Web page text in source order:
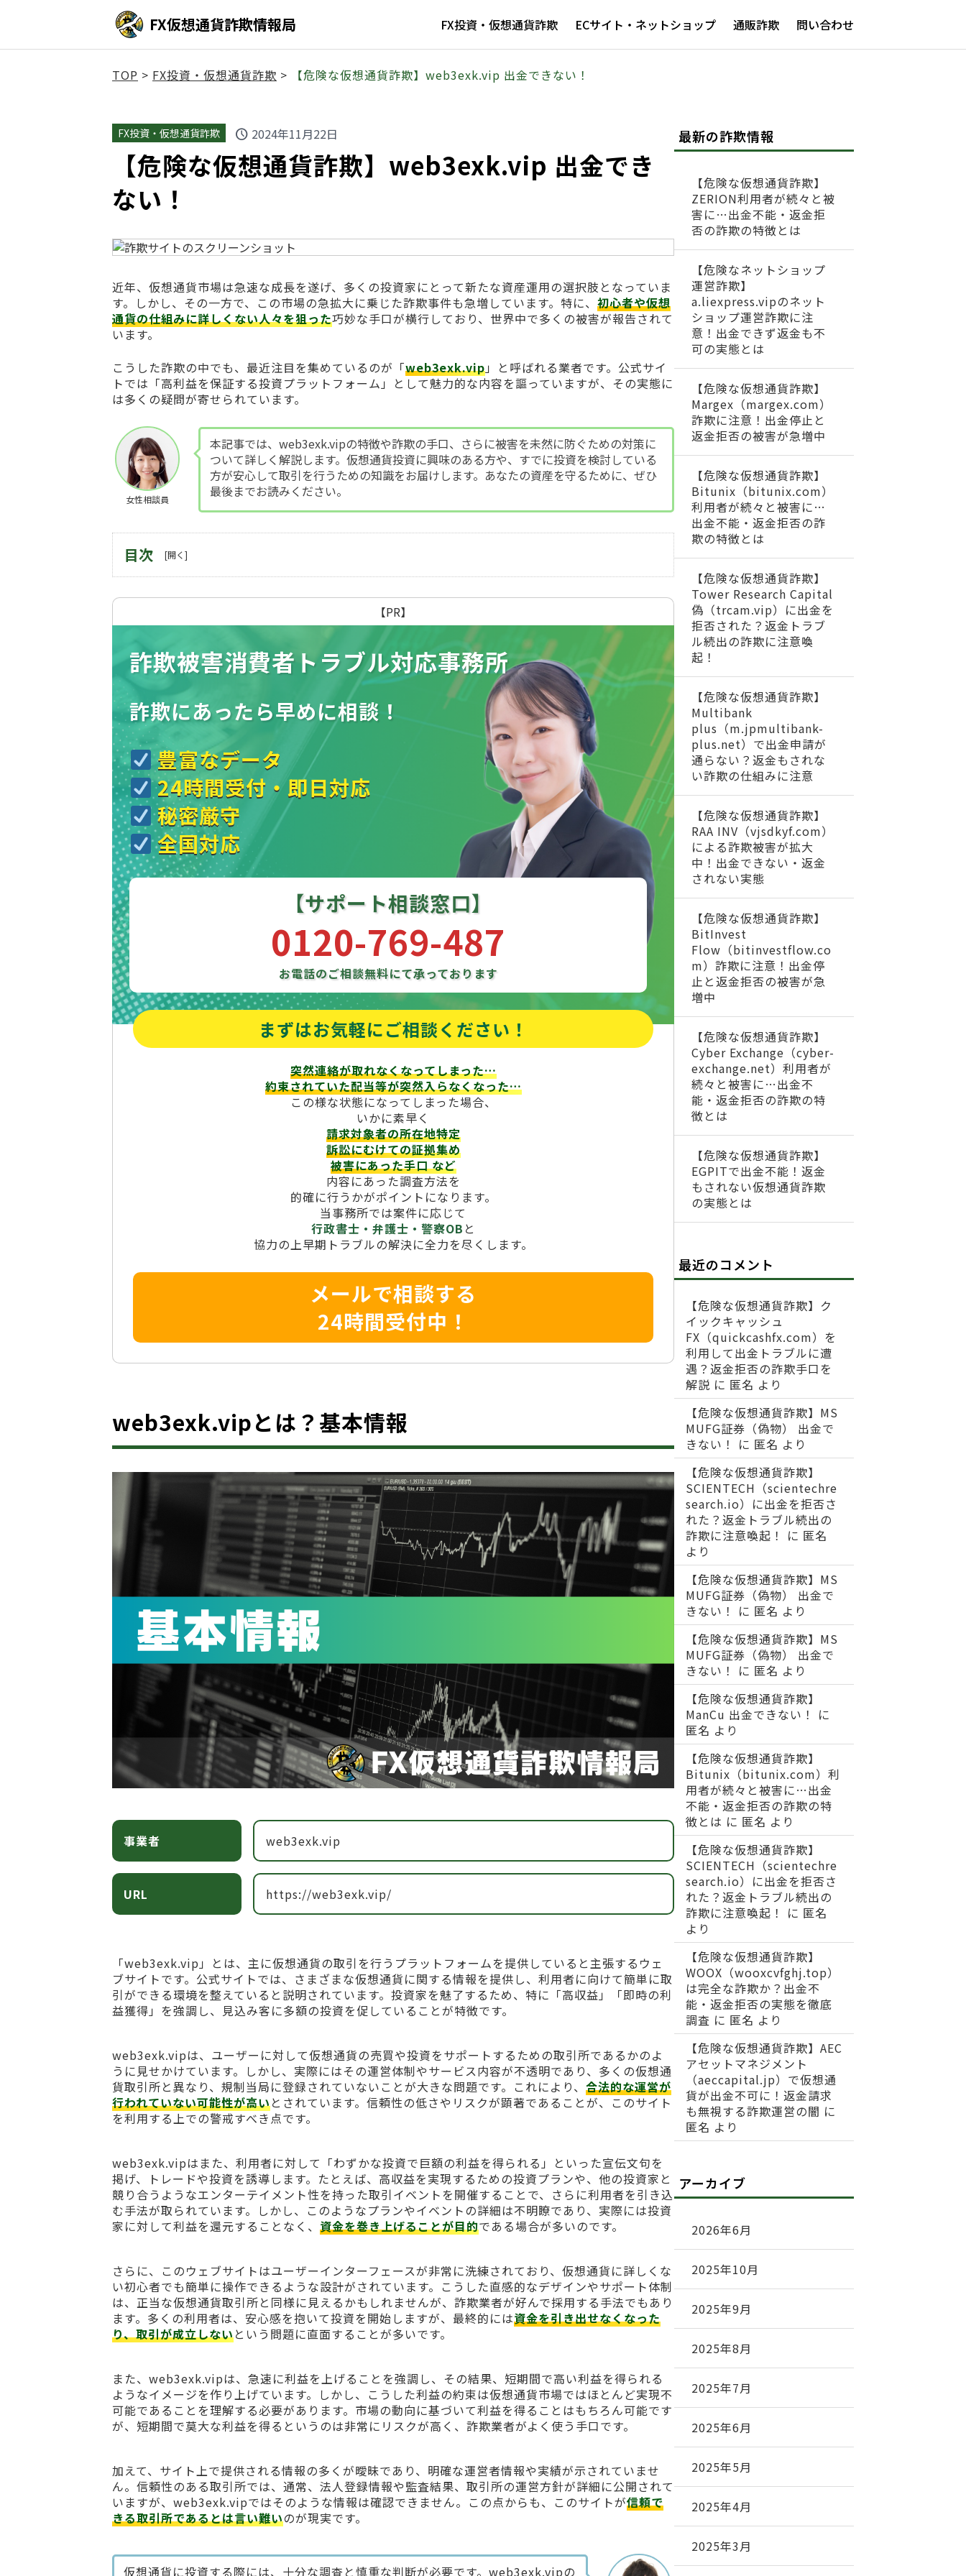
FX仮想通貨詐欺情報局 FX投資・仮想通貨詐欺 ECサイト・ネットショップ 通販詐欺 問い合わせ
TOP > FX投資・仮想通貨詐欺 > 【危険な仮想通貨詐欺】web3exk.vip 出金できない！
FX投資・仮想通貨詐欺 schedule 2024年11月22日
【危険な仮想通貨詐欺】web3exk.vip 出金でき
ない！
近年、仮想通貨市場は急速な成長を遂げ、多くの投資家にとって新たな資産運用の選択肢となっていま
す。しかし、その一方で、この市場の急拡大に乗じた詐欺事件も急増しています。特に、 初心者や仮想
通貨の仕組みに詳しくない人々を狙った巧妙な手口が横行しており、世界中で多くの被害が報告されて
います。
こうした詐欺の中でも、最近注目を集めているのが「web3exk.vip」と呼ばれる業者です。公式サイ
トでは「高利益を保証する投資プラットフォーム」として魅力的な内容を謳っていますが、その実態に
は多くの疑問が寄せられています。
女性相談員
本記事では、web3exk.vipの特徴や詐欺の手口、さらに被害を未然に防ぐための対策に
ついて詳しく解説します。仮想通貨投資に興味のある方や、すでに投資を検討している
方が安心して取引を行うための知識をお届けします。あなたの資産を守るために、ぜひ
最後までお読みください。
目次
【PR】
詐欺被害消費者トラブル対応事務所
詐欺にあったら早めに相談！
豊富なデータ
24時間受付・即日対応
秘密厳守
全国対応
【サポート相談窓口】
0120-769-487
お電話のご相談無料にて承っております
まずはお気軽にご相談ください！
突然連絡が取れなくなってしまった…
約束されていた配当等が突然入らなくなった…
この様な状態になってしまった場合、
いかに素早く
請求対象者の所在地特定
訴訟にむけての証拠集め
被害にあった手口など
内容にあった調査方法を
的確に行うかがポイントになります。
当事務所では案件に応じて
行政書士・弁護士・警察OB と
協力の上早期トラブルの解決に全力を尽くします。
メールで相談する
24時間受付中！
web3exk.vipとは？基本情報
事業者 web3exk.vip
URL https://web3exk.vip/
「web3exk.vip」とは、主に仮想通貨の取引を行うプラットフォームを提供していると主張するウェ
ブサイトです。公式サイトでは、さまざまな仮想通貨に関する情報を提供し、利用者に向けて簡単に取
引ができる環境を整えていると説明されています。投資家を魅了するため、特に「高収益」「即時の利
益獲得」を強調し、見込み客に多額の投資を促していることが特徴です。
web3exk.vipは、ユーザーに対して仮想通貨の売買や投資をサポートするための取引所であるかのよ
うに見せかけています。しかし、実際にはその運営体制やサービス内容が不透明であり、多くの仮想通
貨取引所と異なり、規制当局に登録されていないことが大きな問題です。これにより、 合法的な運営が
行われていない可能性が高いとされています。信頼性の低さやリスクが顕著であることが、このサイト
を利用する上での警戒すべき点です。
web3exk.vipはまた、利用者に対して「わずかな投資で巨額の利益を得られる」といった宣伝文句を
掲げ、トレードや投資を誘導します。たとえば、高収益を実現するための投資プランや、他の投資家と
競り合うようなエンターテイメント性を持った取引イベントを開催することで、さらに利用者を引き込
む手法が取られています。しかし、このようなプランやイベントの詳細は不明瞭であり、実際には投資
家に対して利益を還元することなく、 資金を巻き上げることが目的である場合が多いのです。
さらに、このウェブサイトはユーザーインターフェースが非常に洗練されており、仮想通貨に詳しくな
い初心者でも簡単に操作できるような設計がされています。こうした直感的なデザインやサポート体制
は、正当な仮想通貨取引所と同様に見えるかもしれませんが、詐欺業者が好んで採用する手法でもあり
ます。多くの利用者は、安心感を抱いて投資を開始しますが、最終的には資金を引き出せなくなった
り、取引が成立しないという問題に直面することが多いです。
また、web3exk.vipは、急速に利益を上げることを強調し、その結果、短期間で高い利益を得られる
ようなイメージを作り上げています。しかし、こうした利益の約束は仮想通貨市場ではほとんど実現不
可能であることを理解する必要があります。市場の動向に基づいて利益を得ることはもちろん可能です
が、短期間で莫大な利益を得るというのは非常にリスクが高く、詐欺業者がよく使う手口です。
加えて、サイト上で提供される情報の多くが曖昧であり、明確な運営者情報や実績が示されていませ
ん。信頼性のある取引所では、通常、法人登録情報や監査結果、取引所の運営方針が詳細に公開されて
いますが、web3exk.vipではそのような情報は確認できません。この点からも、このサイトが信頼で
きる取引所であるとは言い難いのが現実です。
仮想通貨に投資する際には、十分な調査と慎重な判断が必要です。web3exk.vipの
最新の詐欺情報
【危険な仮想通貨詐欺】
ZERION利用者が続々と被
害に…出金不能・返金拒
否の詐欺の特徴とは
【危険なネットショップ
運営詐欺】
a.liexpress.vipのネット
ショップ運営詐欺に注
意！出金できず返金も不
可の実態とは
【危険な仮想通貨詐欺】
Margex（margex.com）
詐欺に注意！出金停止と
返金拒否の被害が急増中
【危険な仮想通貨詐欺】
Bitunix（bitunix.com）
利用者が続々と被害に…
出金不能・返金拒否の詐
欺の特徴とは
【危険な仮想通貨詐欺】
Tower Research Capital
偽（trcam.vip）に出金を
拒否された？返金トラブ
ル続出の詐欺に注意喚
起！
【危険な仮想通貨詐欺】
Multibank
plus（m.jpmultibank-
plus.net）で出金申請が
通らない？返金もされな
い詐欺の仕組みに注意
【危険な仮想通貨詐欺】
RAA INV（vjsdkyf.com）
による詐欺被害が拡大
中！出金できない・返金
されない実態
【危険な仮想通貨詐欺】
BitInvest
Flow（bitinvestflow.co
m）詐欺に注意！出金停
止と返金拒否の被害が急
増中
【危険な仮想通貨詐欺】
Cyber Exchange（cyber-
exchange.net）利用者が
続々と被害に…出金不
能・返金拒否の詐欺の特
徴とは
【危険な仮想通貨詐欺】
EGPITで出金不能！返金
もされない仮想通貨詐欺
の実態とは
最近のコメント
【危険な仮想通貨詐欺】ク
イックキャッシュ
FX（quickcashfx.com）を
利用して出金トラブルに遭
遇？返金拒否の詐欺手口を
解説 に 匿名 より
【危険な仮想通貨詐欺】MS
MUFG証券（偽物） 出金で
きない！
に 匿名 より
【危険な仮想通貨詐欺】
SCIENTECH（scientechre
search.io）に出金を拒否さ
れた？返金トラブル続出の
詐欺に注意喚起！
に 匿名
より
【危険な仮想通貨詐欺】MS
MUFG証券（偽物） 出金で
きない！
に 匿名 より
【危険な仮想通貨詐欺】MS
MUFG証券（偽物） 出金で
きない！
に 匿名 より
【危険な仮想通貨詐欺】
ManCu 出金できない！
に
匿名 より
【危険な仮想通貨詐欺】
Bitunix（bitunix.com）利
用者が続々と被害に…出金
不能・返金拒否の詐欺の特
徴とは に 匿名 より
【危険な仮想通貨詐欺】
SCIENTECH（scientechre
search.io）に出金を拒否さ
れた？返金トラブル続出の
詐欺に注意喚起！
に 匿名
より
【危険な仮想通貨詐欺】
WOOX（wooxcvfghj.top）
は完全な詐欺か？出金不
能・返金拒否の実態を徹底
調査 に 匿名 より
【危険な仮想通貨詐欺】AEC
アセットマネジメント
（aeccapital.jp）で仮想通
貨が出金不可に！返金請求
も無視する詐欺運営の闇 に
匿名 より
アーカイブ
2026年6月
2025年10月
2025年9月
2025年8月
2025年7月
2025年6月
2025年5月
2025年4月
2025年3月